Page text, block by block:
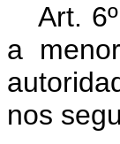
Art.
a
nos